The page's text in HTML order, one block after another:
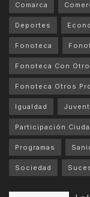
Comarca
Deportes
Fonoteca
Fonoteca Con
Fonoteca Otros
Igualdad
Participación
Programas
Sociedad